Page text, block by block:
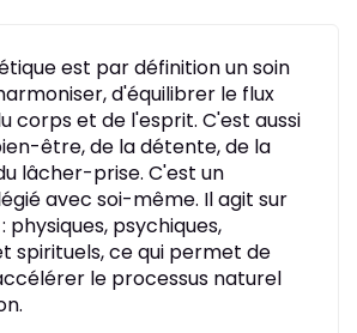
est par définition un soin
d'équilibrer le flux
corps et de l'esprit. C'est aussi
être, de la détente, de la
lâcher-prise. C'est un
avec soi-même. Il agit sur
physiques, psychiques,
spirituels, ce qui permet de
le processus naturel